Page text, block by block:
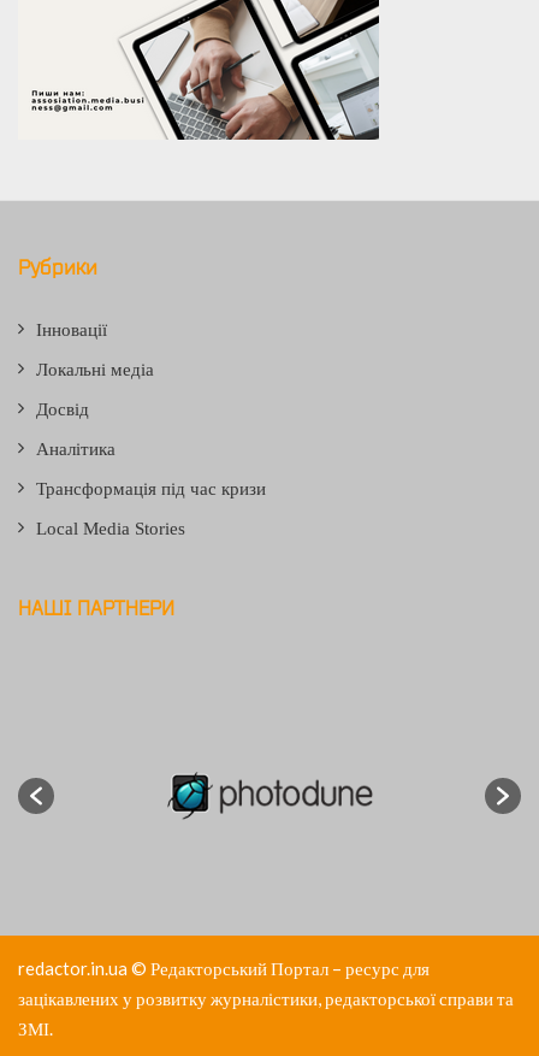
Рубрики
Інновації
Локальні медіа
Досвід
Аналітика
Трансформація під час кризи
Local Media Stories
НАШІ ПАРТНЕРИ
redactor.in.ua© Редакторський Портал – ресурс для
зацікавлених у розвитку журналістики, редакторської справи та
ЗМІ.